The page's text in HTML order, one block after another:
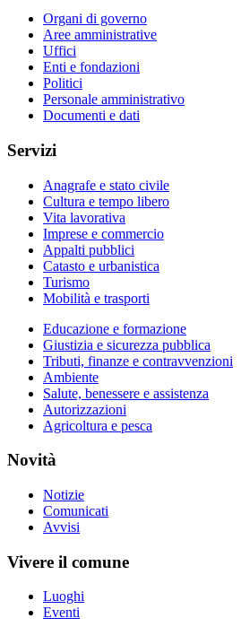
Organi di governo
Aree amministrative
Uffici
Enti e fondazioni
Politici
Personale amministrativo
Documenti e dati
Servizi
Anagrafe e stato civile
Cultura e tempo libero
Vita lavorativa
Imprese e commercio
Appalti pubblici
Catasto e urbanistica
Turismo
Mobilità e trasporti
Educazione e formazione
Giustizia e sicurezza pubblica
Tributi, finanze e contravvenzioni
Ambiente
Salute, benessere e assistenza
Autorizzazioni
Agricoltura e pesca
Novità
Notizie
Comunicati
Avvisi
Vivere il comune
Luoghi
Eventi